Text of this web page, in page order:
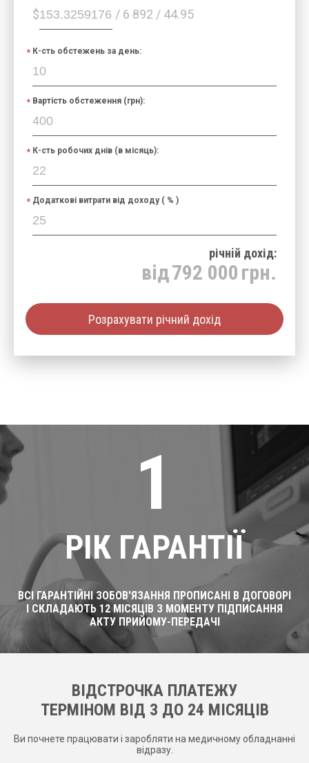
$ / 6 892 / 44.95
К-сть обстежень за день:
Вартість обстеження (грн):
К-сть робочих днів (в місяць):
Додаткові витрати від доходу ( % )
річнiй дохід:
від792 000 грн.
Розрахувати річний дохід
1
РІК ГАРАНТІЇ
ВСІ ГАРАНТІЙНІ ЗОБОВ'ЯЗАННЯ ПРОПИСАНІ В ДОГОВОРІ
І СКЛАДАЮТЬ 12 МІСЯЦІВ З МОМЕНТУ ПІДПИСАННЯ
АКТУ ПРИЙОМУ-ПЕРЕДАЧІ
ВІДСТРОЧКА ПЛАТЕЖУ
ТЕРМІНОМ ВІД 3 ДО 24 МІСЯЦІВ
Ви почнете працювати і заробляти на медичному обладнанні
відразу.